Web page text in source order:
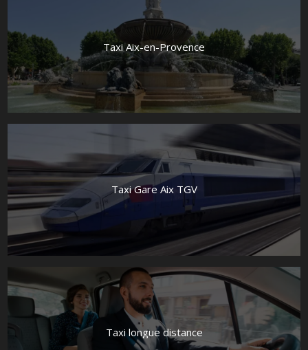
Taxi Aix-en-Provence
Taxi Gare Aix TGV
Taxi longue distance